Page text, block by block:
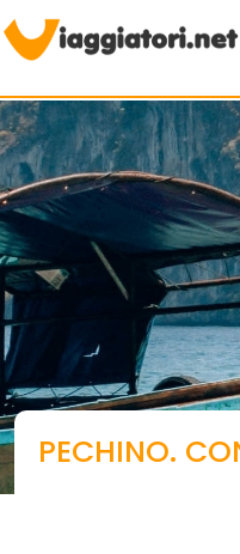
PECHINO.